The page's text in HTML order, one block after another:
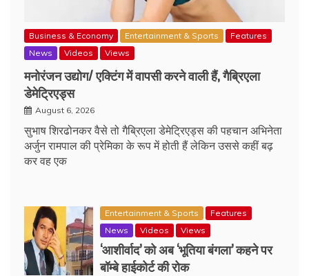
Business & Economy Entertainment & Sports
Features
News
Videos Views
मनोरंजन उद्योग/ एक्टिंग में वापसी करने वाली हैं, गैब्रिएला
डेमेट्रिएड्स
August 6, 2026
सुभाष शिरढोनकर वैसे तो गैब्रिएला डेमेट्रिएड्स की पहचान अभिनेता
अर्जुन रामपाल की प्रेमिका के रूप में होती हैं लेकिन उससे कहीं बढ़
कर वह एक
Entertainment & Sports
Features
News
Videos Views
‘आशीर्वाद’ को अब ‘भूतिया बंगला’ कहने पर
बॉम्बे हाईकोर्ट की रोक